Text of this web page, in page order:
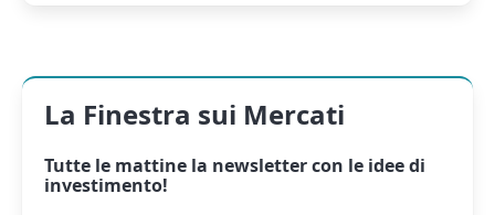
La Finestra sui Mercati
Tutte le mattine la newslettercon le idee di
investimento!